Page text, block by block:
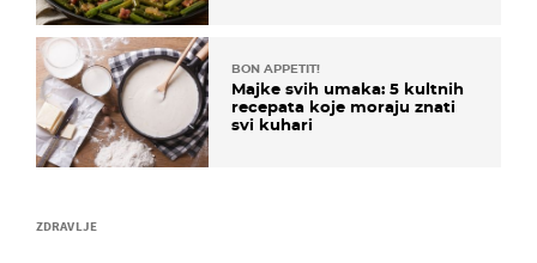
ZDRAVLJE
BON APPETIT!
Majke svih umaka: 5 kultnih
recepata koje moraju znati
svi kuhari